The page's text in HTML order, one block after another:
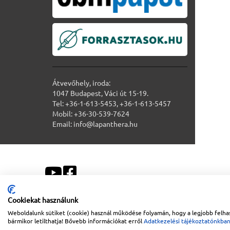
Átvevőhely, iroda:
1047 Budapest, Váci út 15-19.
Tel: +36-1-613-5453, +36-1-613-5457
Mobil: +36-30-539-7624
Email: info@lapanthera.hu
Sitemap|Impresszum
Cookiekat használunk
Weboldalunk sütiket (cookie) használ működése folyamán, hogy a legjobb
bármikor letilthatja! Bővebb információkat errőlAdatkezelési tájékoztatónkban